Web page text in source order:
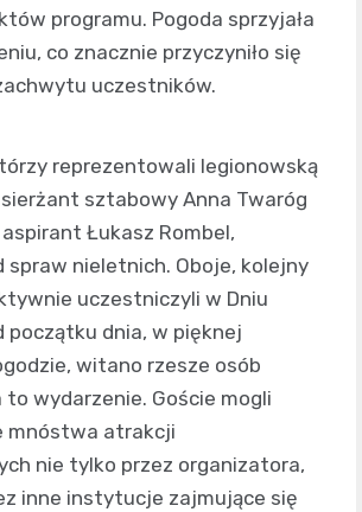
programu. Pogoda sprzyjała
co znacznie przyczyniło się
uczestników.
reprezentowali legionowską
sztabowy Anna Twaróg
aspirant Łukasz Rombel,
spraw nieletnich. Oboje, kolejny
uczestniczyli w Dniu
początku dnia, w pięknej
witano rzesze osób
to wydarzenie. Goście mogli
mnóstwa atrakcji
nie tylko przez organizatora,
inne instytucje zajmujące się